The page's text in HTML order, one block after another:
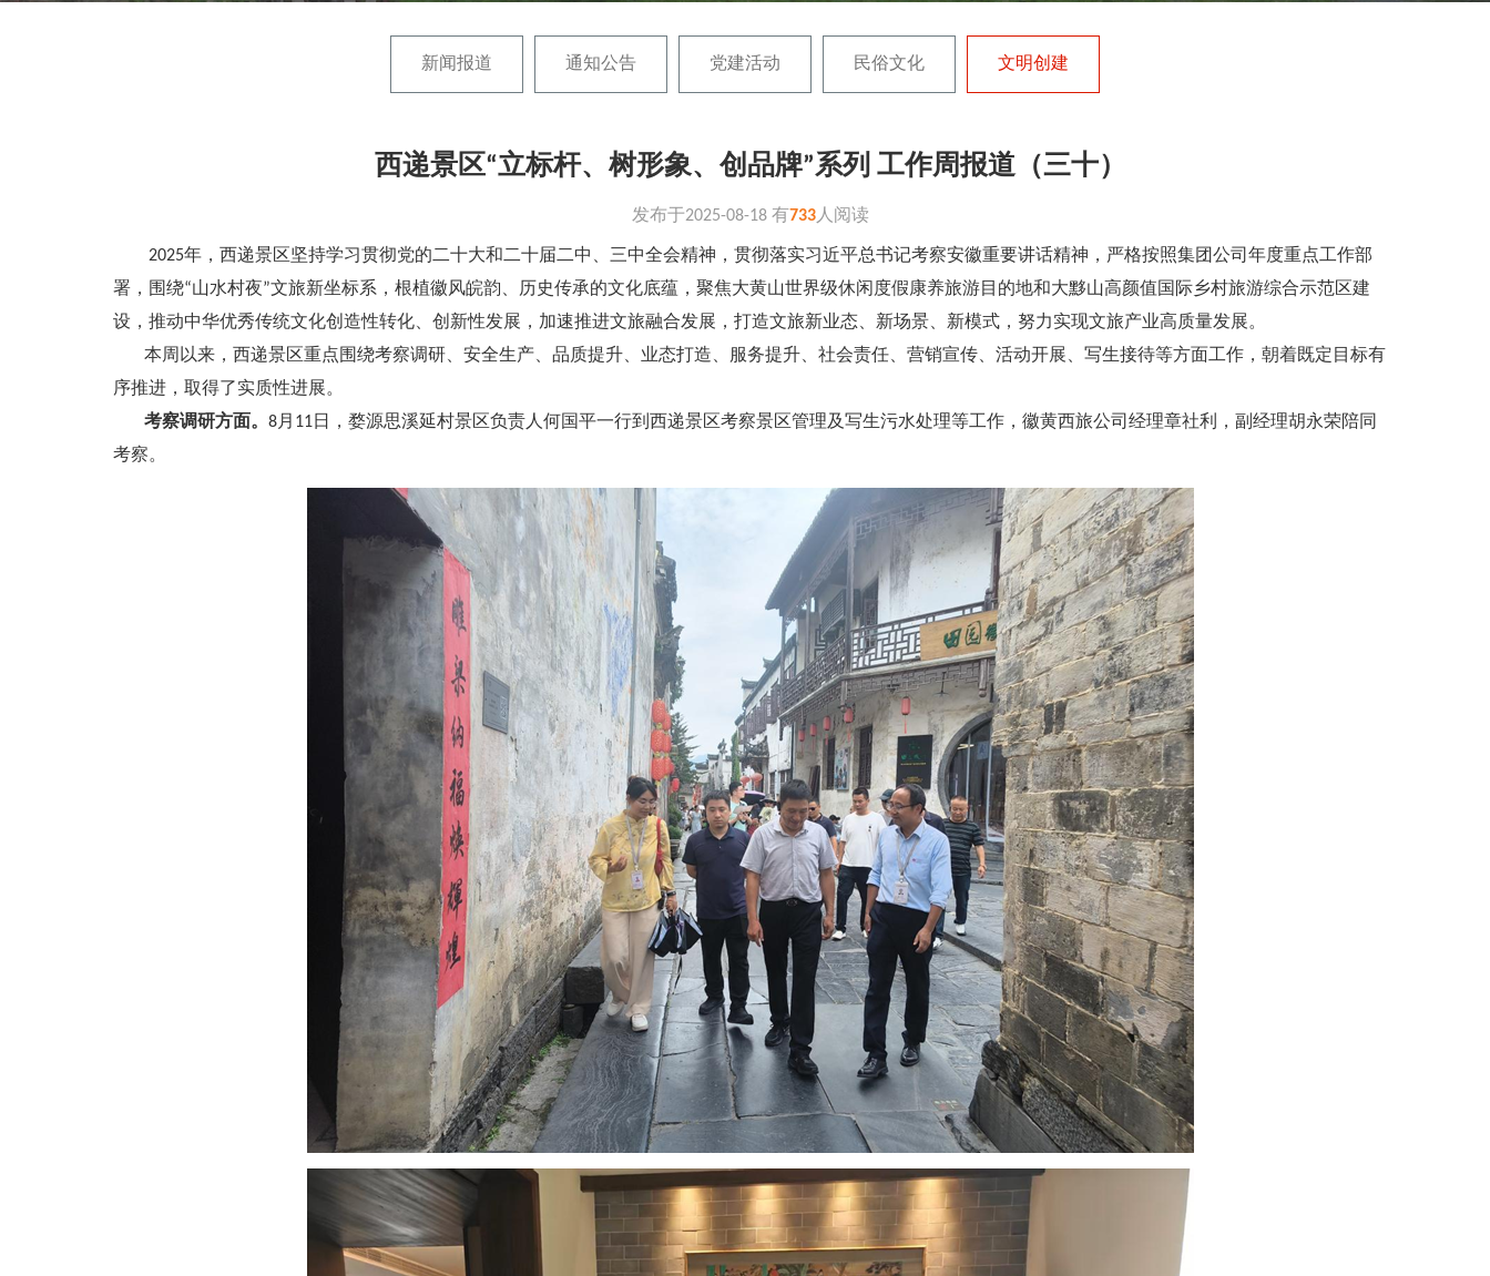
新闻报道 通知公告 党建活动 民俗文化 文明创建
西递景区“立标杆、树形象、创品牌”系列 工作周报道（三十）
发布于2025-08-18 有733人阅读
2025年，西递景区坚持学习贯彻党的二十大和二十届二中、三中全会精神，贯彻落实习近平总书记考察安徽重要讲话精神，严格按照集团公司年度重点工作部
署，围绕“山水村夜”文旅新坐标系，根植徽风皖韵、历史传承的文化底蕴，聚焦大黄山世界级休闲度假康养旅游目的地和大黟山高颜值国际乡村旅游综合示范区建
设，推动中华优秀传统文化创造性转化、创新性发展，加速推进文旅融合发展，打造文旅新业态、新场景、新模式，努力实现文旅产业高质量发展。
本周以来，西递景区重点围绕考察调研、安全生产、品质提升、业态打造、服务提升、社会责任、营销宣传、活动开展、写生接待等方面工作，朝着既定目标有
序推进，取得了实质性进展。
考察调研方面。 8月11日，婺源思溪延村景区负责人何国平一行到西递景区考察景区管理及写生污水处理等工作，徽黄西旅公司经理章社利，副经理胡永荣陪同
考察。